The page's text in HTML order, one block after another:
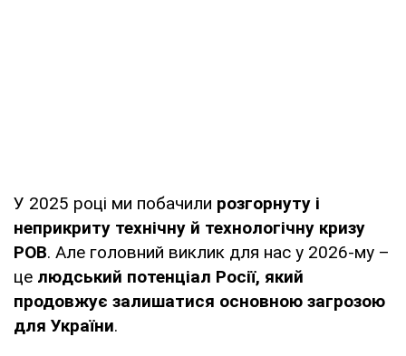
У 2025 році ми побачили розгорнуту і
неприкриту технічну й технологічну кризу
РОВ. Але головний виклик для нас у 2026-му –
це людський потенціал Росії, який
продовжує залишатися основною загрозою
для України.